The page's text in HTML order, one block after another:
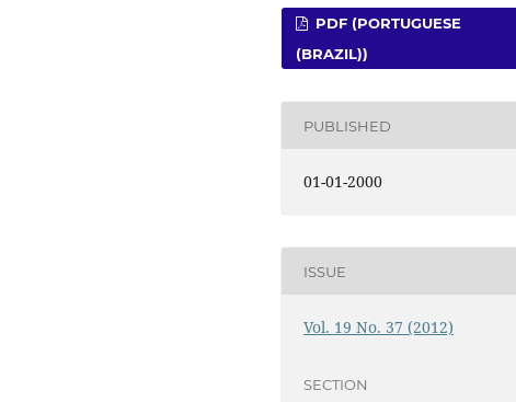
PDF (PORTUGUESE
(BRAZIL))
PUBLISHED
01-01-2000
ISSUE
Vol. 19 No. 37 (2012)
SECTION